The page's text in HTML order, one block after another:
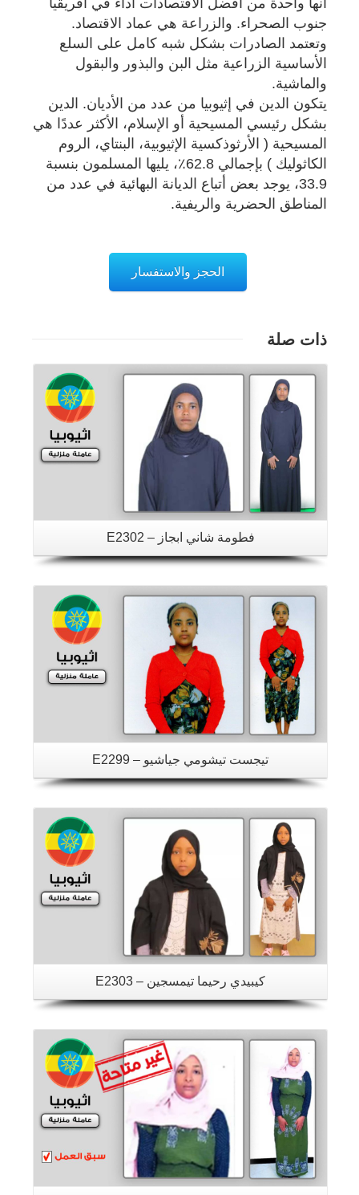
جنوب الصحراء. والزراعة هي عماد الاقتصاد.
وتعتمد الصادرات بشكل شبه كامل على السلع
الأساسية الزراعية مثل البن والبذور والبقول
والماشية.
يتكون الدين في إثيوبيا من عدد من الأديان. الدين
بشكل رئيسي المسيحية أو الإسلام، الأكثر عددًا هي
المسيحية ( الأرثوذكسية الإثيوبية، البنتاي، الروم
الكاثوليك ) بإجمالي 62.8٪، يليها المسلمون بنسبة
33.9، يوجد بعض أتباع الديانة البهائية في عدد من
المناطق الحضرية والريفية.
الحجز والاستفسار
ذات صلة
فطومة شاني ابجاز – E2302
تيجست تيشومي جياشيو – E2299
كيبيدي رحيما تيمسجين – E2303